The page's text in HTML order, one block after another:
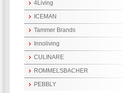
4Living
ICEMAN
Tammer Brands
Innoliving
CULINARE
ROMMELSBACHER
PEBBLY